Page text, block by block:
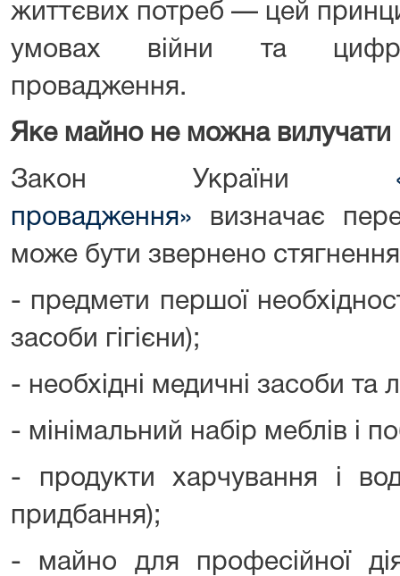
життєвих потреб — цей
умовах війни та
провадження.
Яке майно не можна вилучати
Закон України
провадження» визначає
може бути звернено
- предмети першої
засоби гігієни);
- необхідні медичні засоби та
- мінімальний набір меблів і
- продукти харчування і
придбання);
- майно для професійної